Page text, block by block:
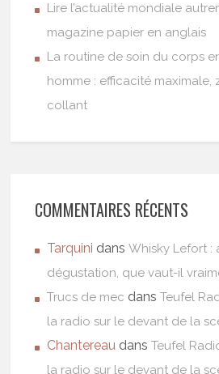
Lire l’actualité mondiale
magazine papier en anglais
La routine de soin du corps
homme : efficacité maximale,
collant
COMMENTAIRES RÉCENTS
Tarquini dansWhisky Lefort :
dégustation, que vaut-il
Trucs de mec dansTeufel
la radio sur le devant de la
Chantereau dansTeufel
la radio sur le devant de la